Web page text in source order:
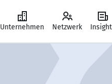
Unternehmen Netzwerk